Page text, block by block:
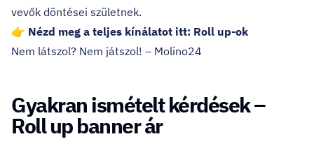
vevők döntései születnek.
👉 Nézd meg a teljes kínálatot itt: Roll up-ok
Nem látszol? Nem játszol! – Molino24
Gyakran ismételt kérdések –
Roll up banner ár